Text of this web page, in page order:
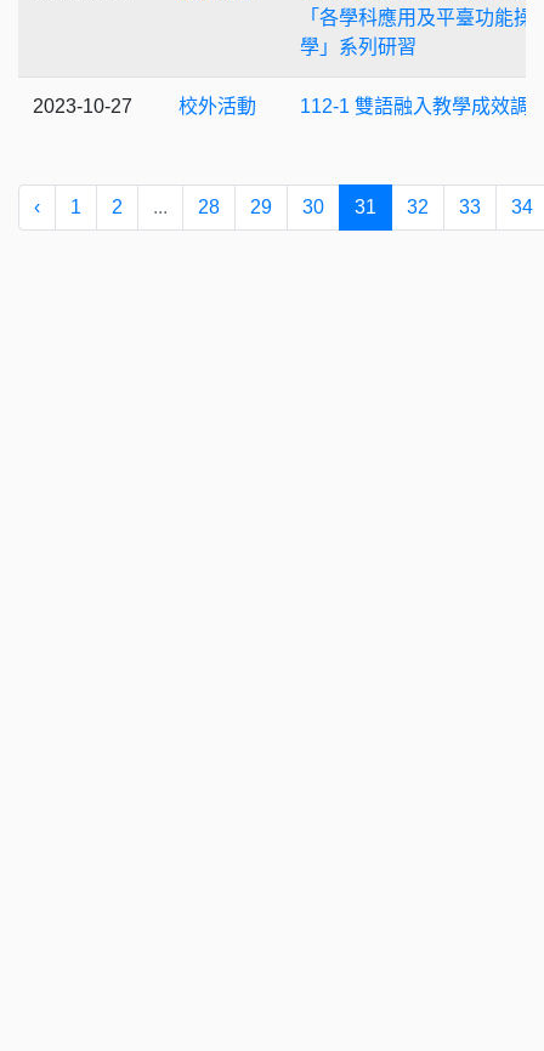
「各學科應用及平臺功能操
學」系列研習
2023-10-27 校外活動 112-1 雙語融入教學成效調
‹ 1 2 ... 28 29 30 31 32 33 34